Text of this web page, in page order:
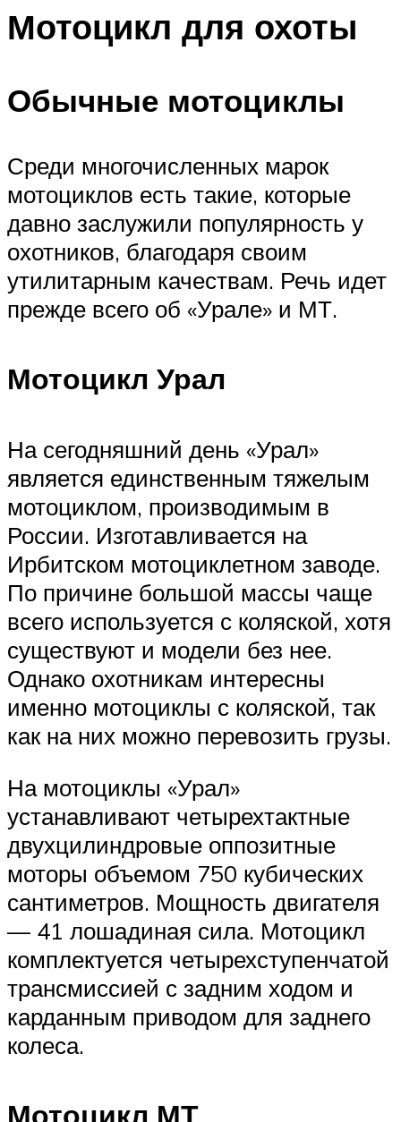
Мотоцикл для охоты
Обычные мотоциклы
Среди многочисленных марок
мотоциклов есть такие, которые
давно заслужили популярность у
охотников, благодаря своим
утилитарным качествам. Речь идет
прежде всего об «Урале» и МТ.
Мотоцикл Урал
На сегодняшний день «Урал»
является единственным тяжелым
мотоциклом, производимым в
России. Изготавливается на
Ирбитском мотоциклетном заводе.
По причине большой массы чаще
всего используется с коляской, хотя
существуют и модели без нее.
Однако охотникам интересны
именно мотоциклы с коляской, так
как на них можно перевозить грузы.
На мотоциклы «Урал»
устанавливают четырехтактные
двухцилиндровые оппозитные
моторы объемом 750 кубических
сантиметров. Мощность двигателя
— 41 лошадиная сила. Мотоцикл
комплектуется четырехступенчатой
трансмиссией с задним ходом и
карданным приводом для заднего
колеса.